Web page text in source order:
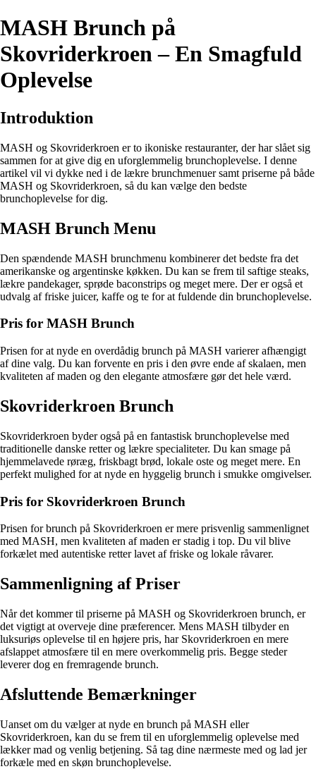
MASH Brunch på
Skovriderkroen – En Smagfuld
Oplevelse
Introduktion
MASH og Skovriderkroen er to ikoniske restauranter, der har slået sig
sammen for at give dig en uforglemmelig brunchoplevelse. I denne
artikel vil vi dykke ned i de lækre brunchmenuer samt priserne på både
MASH og Skovriderkroen, så du kan vælge den bedste
brunchoplevelse for dig.
MASH Brunch Menu
Den spændende MASH brunchmenu kombinerer det bedste fra det
amerikanske og argentinske køkken. Du kan se frem til saftige steaks,
lækre pandekager, sprøde baconstrips og meget mere. Der er også et
udvalg af friske juicer, kaffe og te for at fuldende din brunchoplevelse.
Pris for MASH Brunch
Prisen for at nyde en overdådig brunch på MASH varierer afhængigt
af dine valg. Du kan forvente en pris i den øvre ende af skalaen, men
kvaliteten af maden og den elegante atmosfære gør det hele værd.
Skovriderkroen Brunch
Skovriderkroen byder også på en fantastisk brunchoplevelse med
traditionelle danske retter og lækre specialiteter. Du kan smage på
hjemmelavede røræg, friskbagt brød, lokale oste og meget mere. En
perfekt mulighed for at nyde en hyggelig brunch i smukke omgivelser.
Pris for Skovriderkroen Brunch
Prisen for brunch på Skovriderkroen er mere prisvenlig sammenlignet
med MASH, men kvaliteten af maden er stadig i top. Du vil blive
forkælet med autentiske retter lavet af friske og lokale råvarer.
Sammenligning af Priser
Når det kommer til priserne på MASH og Skovriderkroen brunch, er
det vigtigt at overveje dine præferencer. Mens MASH tilbyder en
luksuriøs oplevelse til en højere pris, har Skovriderkroen en mere
afslappet atmosfære til en mere overkommelig pris. Begge steder
leverer dog en fremragende brunch.
Afsluttende Bemærkninger
Uanset om du vælger at nyde en brunch på MASH eller
Skovriderkroen, kan du se frem til en uforglemmelig oplevelse med
lækker mad og venlig betjening. Så tag dine nærmeste med og lad jer
forkæle med en skøn brunchoplevelse.